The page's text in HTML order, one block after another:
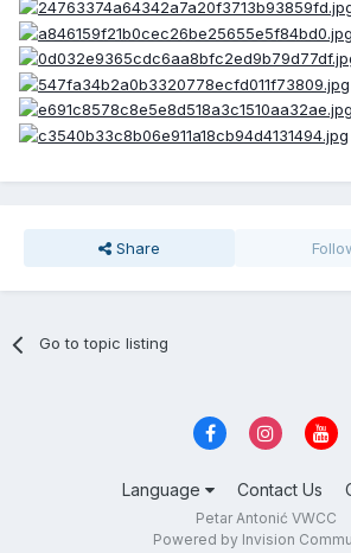
Share
Go to topic listing
Language Contact Us
Petar Antonić VWCC
Powered by Invision